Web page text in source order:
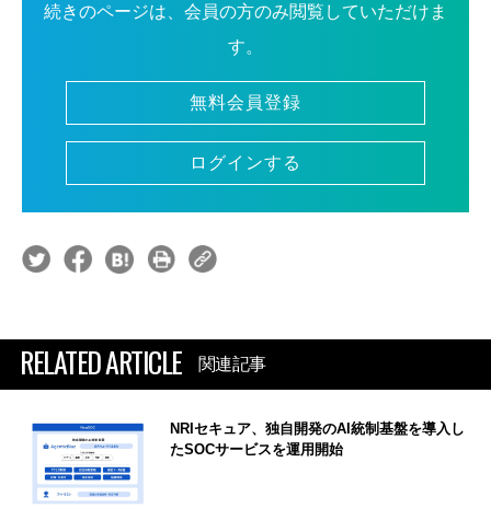
続きのページは、会員の方のみ閲覧していただけま
す。
無料会員登録
ログインする
RELATED ARTICLE 関連記事
NRIセキュア、独自開発のAI統制基盤を導入し
たSOCサービスを運用開始